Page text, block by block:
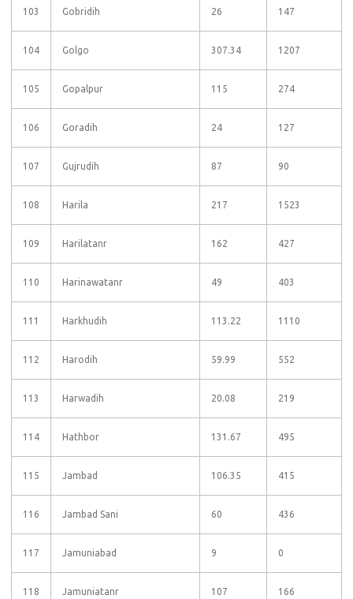
103 Gobridih 26 147
104 Golgo 307.34 1207
105 Gopalpur 115 274
106 Goradih 24 127
107 Gujrudih 87 90
108 Harila 217 1523
109 Harilatanr 162 427
110 Harinawatanr 49 403
111 Harkhudih 113.22 1110
112 Harodih 59.99 552
113 Harwadih 20.08 219
114 Hathbor 131.67 495
115 Jambad 106.35 415
116 Jambad Sani 60 436
117 Jamuniabad 9 0
118 Jamuniatanr 107 166